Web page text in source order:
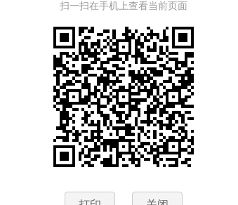
扫一扫在手机上查看当前页面